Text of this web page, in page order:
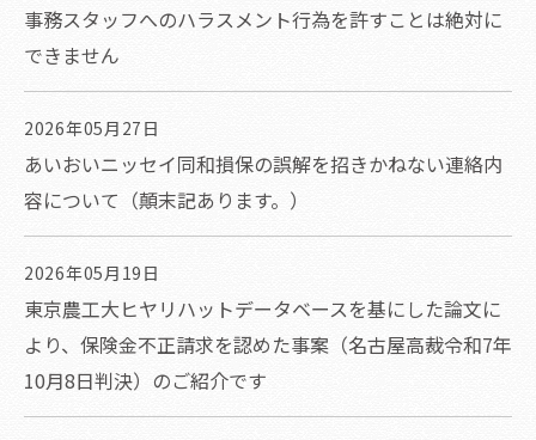
事務スタッフへのハラスメント行為を許すことは絶対に
できません
2026年05月27日
あいおいニッセイ同和損保の誤解を招きかねない連絡内
容について（顛末記あります。）
2026年05月19日
東京農工大ヒヤリハットデータベースを基にした論文に
より、保険金不正請求を認めた事案（名古屋高裁令和7年
10月8日判決）のご紹介です